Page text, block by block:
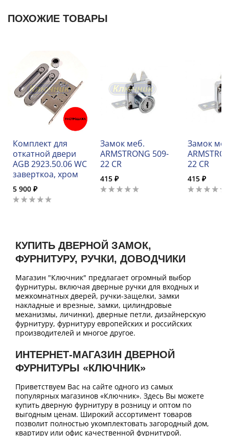
ПОХОЖИЕ ТОВАРЫ
Комплект для
откатной двери
AGB 2923.50.06 WC
заверткоа, хром
5 900 ₽
Замок меб.
ARMSTRONG 509-
22 CR
415 ₽
Замок
22 CR
415 ₽
КУПИТЬ ДВЕРНОЙ ЗАМОК,
ФУРНИТУРУ, РУЧКИ, ДОВОДЧИКИ
Магазин "Ключник" предлагает огромный выбор
фурнитуры, включая дверные ручки для входных и
межкомнатных дверей, ручки-защелки, замки
накладные и врезные, замки, цилиндровые
механизмы, личинки), дверные петли, дизайнерскую
фурнитуру, фурнитуру европейских и российских
производителей и многое другое.
ИНТЕРНЕТ-МАГАЗИН ДВЕРНОЙ
ФУРНИТУРЫ «КЛЮЧНИК»
Приветствуем Вас на сайте одного из самых
популярных магазинов «Ключник». Здесь Вы можете
купить дверную фурнитуру в розницу и оптом по
выгодным ценам. Широкий ассортимент товаров
позволит полностью укомплектовать загородный дом,
квартиру или офис качественной фурнитурой.